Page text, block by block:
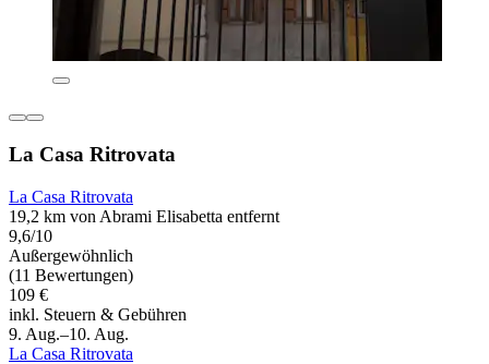
La Casa Ritrovata
La Casa Ritrovata
19,2 km von Abrami Elisabetta entfernt
9,6/10
Außergewöhnlich
(11 Bewertungen)
109 €
inkl. Steuern & Gebühren
9. Aug.–10. Aug.
La Casa Ritrovata